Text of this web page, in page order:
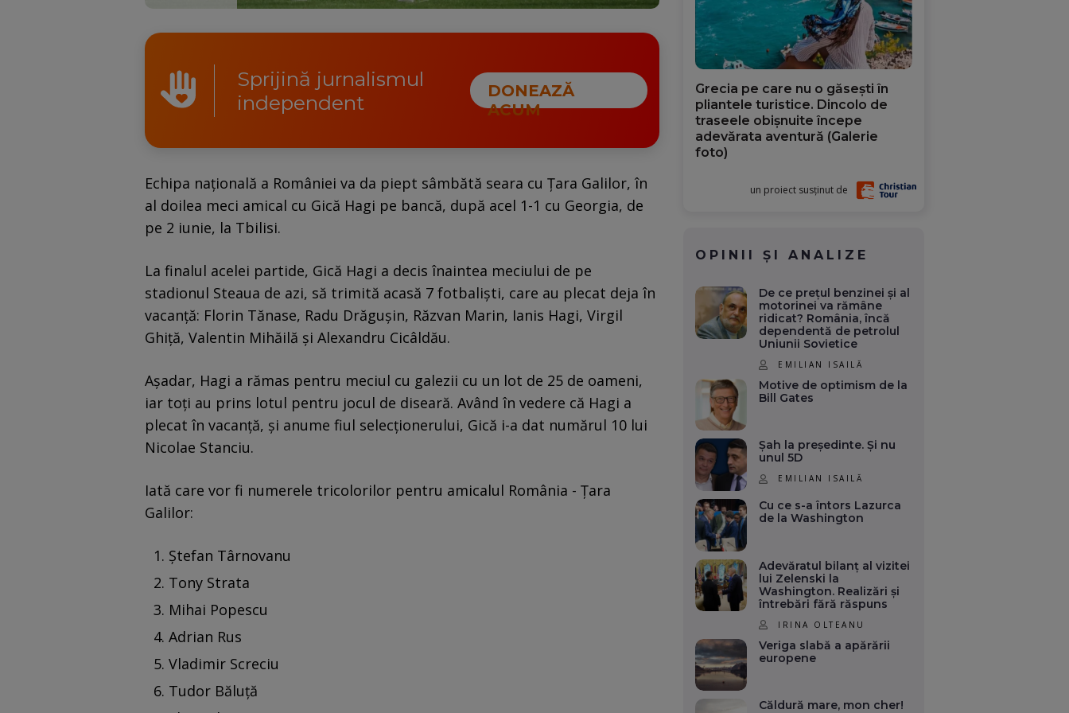
Sprijină jurnalismul
independent
DONEAZĂ
ACUM
Echipa națională a României va da piept sâmbătă seara cu Țara Galilor, în
al doilea meci amical cu Gică Hagi pe bancă, după acel 1-1 cu Georgia, de
pe 2 iunie, la Tbilisi.
La finalul acelei partide, Gică Hagi a decis înaintea meciului de pe
stadionul Steaua de azi, să trimită acasă 7 fotbaliști, care au plecat deja în
vacanță: Florin Tănase, Radu Drăgușin, Răzvan Marin, Ianis Hagi, Virgil
Ghiță, Valentin Mihăilă și Alexandru Cicâldău.
Așadar, Hagi a rămas pentru meciul cu galezii cu un lot de 25 de oameni,
iar toți au prins lotul pentru jocul de diseară. Având în vedere că Hagi a
plecat în vacanță, și anume fiul selecționerului, Gică i-a dat numărul 10 lui
Nicolae Stanciu.
Iată care vor fi numerele tricolorilor pentru amicalul România - Țara
Galilor:
Ștefan Târnovanu
Tony Strata
Mihai Popescu
Adrian Rus
Vladimir Screciu
Tudor Băluță
Grecia pe care nu o găsești în
pliantele turistice. Dincolo de
traseele obișnuite începe
adevărata aventură (Galerie
foto)
un proiect susținut de
OPINII ȘI ANALIZE
De ce prețul benzinei și al
motorinei va rămâne
ridicat? România, încă
dependentă de petrolul
Uniunii Sovietice
EMILIAN ISAILĂ
Motive de optimism de la
Bill Gates
Șah la președinte. Și nu
unul 5D
EMILIAN ISAILĂ
Cu ce s-a întors Lazurca
de la Washington
Adevăratul bilanț al vizitei
lui Zelenski la
Washington. Realizări și
întrebări fără răspuns
IRINA OLTEANU
Veriga slabă a apărării
europene
Căldură mare, mon cher!